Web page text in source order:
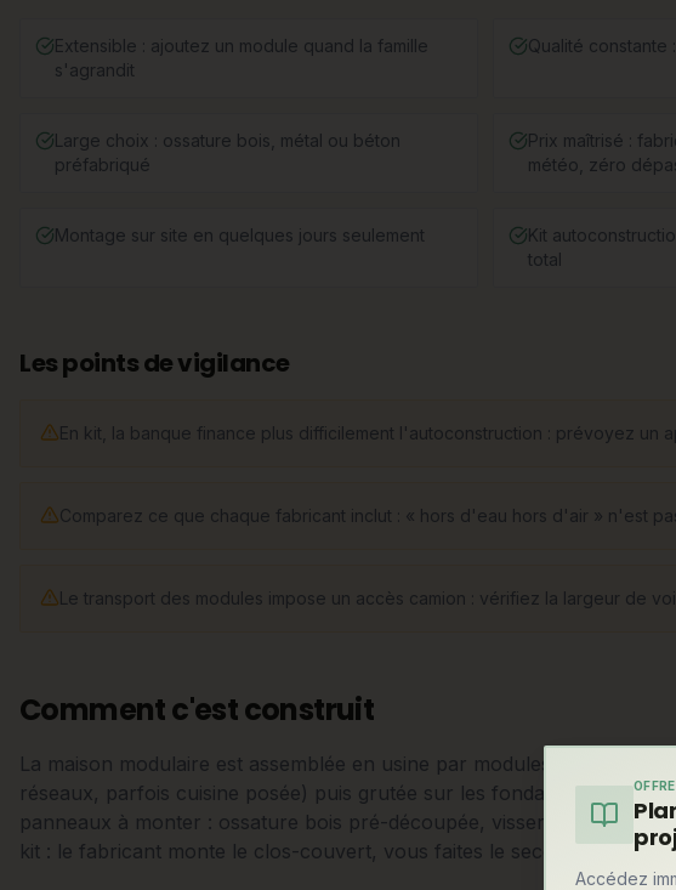
Extensible : ajoutez un module quand la famille
s'agrandit
Qualité constante
Large choix : ossature bois, métal ou béton
préfabriqué
Prix maîtrisé :
météo, zéro
Montage sur site en quelques jours seulement
Kit
total
Les points de vigilance
En kit, la banque finance plus difficilement l'autoconstruction : prévoyez un
Comparez ce que chaque fabricant inclut : « hors d'eau hors d'air » n'est
Le transport des modules impose un accès camion : vérifiez la largeur de
Comment c'est construit
La maison modulaire est assemblée en usine par modules
réseaux, parfois cuisine posée) puis grutée sur les fondations. La
panneaux à monter : ossature bois pré-découpée, visserie et plans
kit : le fabricant monte le clos-couvert, vous faites le second œuvre.
Accédez